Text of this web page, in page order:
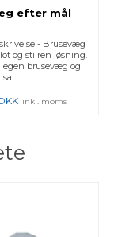
efter mål
- Brusevæg
og stilren løsning.
egen brusevæg og
inkl. moms